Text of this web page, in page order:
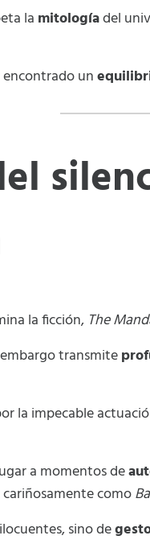
la mitologíadel
encontrado un
la ficción, The
transmite
la impecable
a momentos de
como
sino de